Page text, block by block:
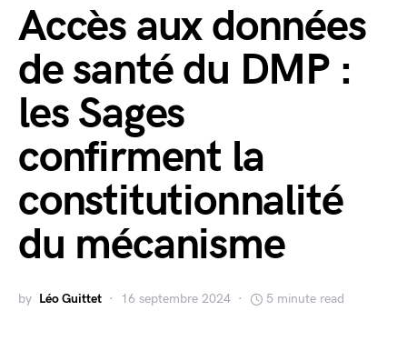
Accès aux données
de santé du DMP :
les Sages
confirment la
constitutionnalité
du mécanisme
by Léo Guittet 16 septembre 2024 5 minute read